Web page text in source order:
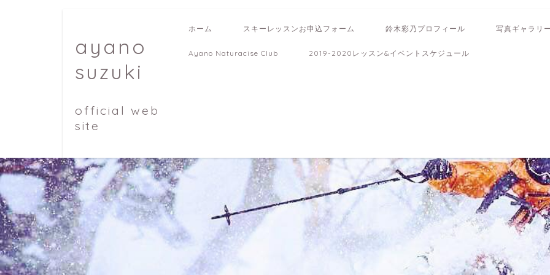
ayano
suzuki
official web
site
ホーム スキーレッスンお申込フォーム 鈴木彩乃プロフィール 写真ギャラリ
Ayano Naturacise Club 2019-2020レッスン&イベントスケジュール